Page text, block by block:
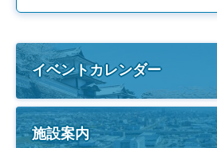
イベントカレンダー
施設案内